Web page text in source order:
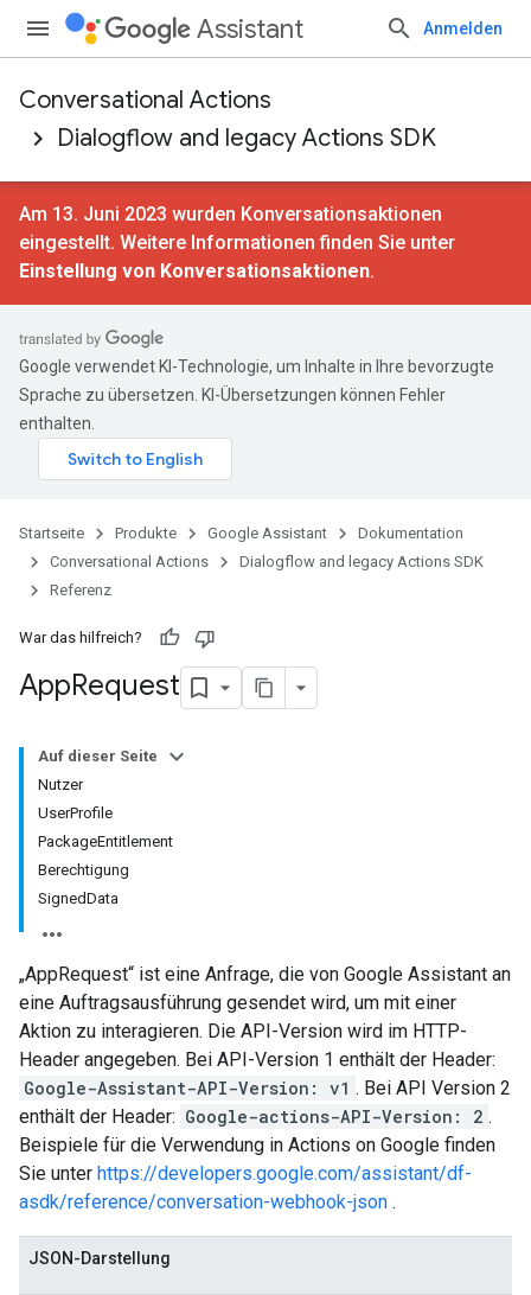
Assistant Anmelden
Conversational Actions
Dialogflow and legacy Actions SDK
Am 13. Juni 2023 wurden Konversationsaktionen
eingestellt. Weitere Informationen finden Sie unter
Einstellung von Konversationsaktionen.
Google verwendet KI-Technologie, um Inhalte in Ihre bevorzugte
Sprache zu übersetzen. KI-Übersetzungen können Fehler
enthalten.
Startseite Produkte Google Assistant
Dokumentation
Conversational Actions
Dialogflow and legacy Actions SDK
Referenz
War das hilfreich?
AppRequest
Auf dieser Seite
Nutzer
UserProfile
PackageEntitlement
Berechtigung
SignedData
„AppRequest“ ist eine Anfrage, die von Google Assistant an
eine Auftragsausführung gesendet wird, um mit einer
Aktion zu interagieren. Die API-Version wird im HTTP-
Header angegeben. Bei API-Version 1 enthält der Header:
Google-Assistant-API-Version: v1 . Bei API Version 2
enthält der Header: Google-actions-API-Version: 2 .
Beispiele für die Verwendung in Actions on Google finden
Sie unter https://developers.google.com/assistant/df-
asdk/reference/conversation-webhook-json .
JSON-Darstellung